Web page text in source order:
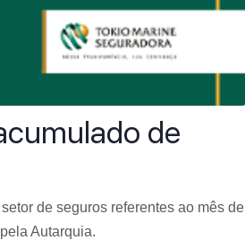
de
de seguros referentes ao mês de
Autarquia.